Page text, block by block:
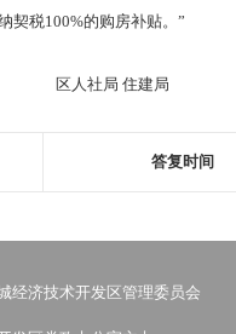
契税100%的购房补贴。”
建局
答复时间
经济技术开发区管理委员会